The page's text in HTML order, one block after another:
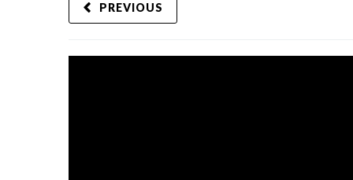
PREVIOUS